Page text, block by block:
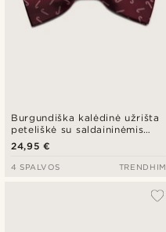
Burgundiška kalėdinė užrišta
peteliškė su saldaininėmis
lazdelėmis
24,95 €
4 SPALVOS TRENDHIM